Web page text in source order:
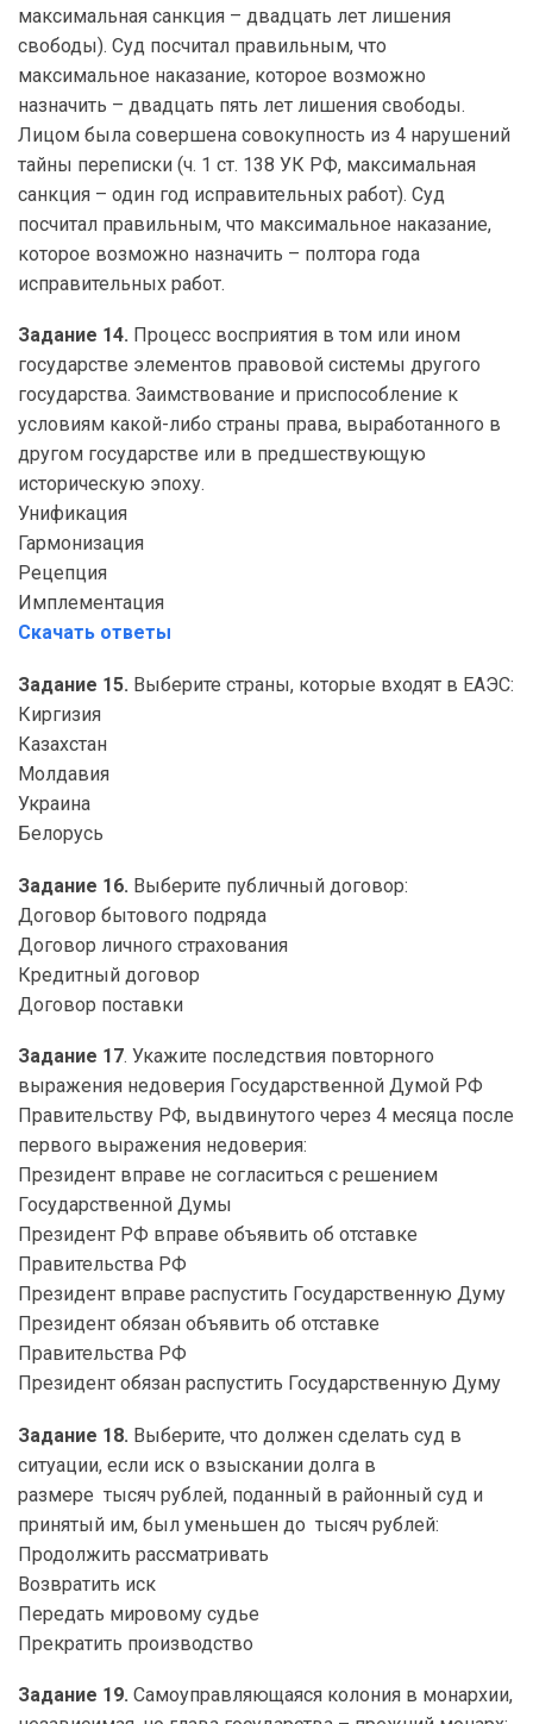
максимальная санкция – двадцать лет лишения
свободы). Суд посчитал правильным, что
максимальное наказание, которое возможно
назначить – двадцать пять лет лишения свободы.
Лицом была совершена совокупность из 4 нарушений
тайны переписки (ч. 1 ст. 138 УК РФ, максимальная
санкция – один год исправительных работ). Суд
посчитал правильным, что максимальное наказание,
которое возможно назначить – полтора года
исправительных работ.
Задание 14. Процесс восприятия в том или ином
государстве элементов правовой системы другого
государства. Заимствование и приспособление к
условиям какой-либо страны права, выработанного в
другом государстве или в предшествующую
историческую эпоху.
Унификация
Гармонизация
Рецепция
Имплементация
Скачать ответы
Задание 15. Выберите страны, которые входят в ЕАЭС:
Киргизия
Казахстан
Молдавия
Украина
Белорусь
Задание 16. Выберите публичный договор:
Договор бытового подряда
Договор личного страхования
Кредитный договор
Договор поставки
Задание 17. Укажите последствия повторного
выражения недоверия Государственной Думой РФ
Правительству РФ, выдвинутого через 4 месяца после
первого выражения недоверия:
Президент вправе не согласиться с решением
Государственной Думы
Президент РФ вправе объявить об отставке
Правительства РФ
Президент вправе распустить Государственную Думу
Президент обязан объявить об отставке
Правительства РФ
Президент обязан распустить Государственную Думу
Задание 18. Выберите, что должен сделать суд в
ситуации, если иск о взыскании долга в
размере тысяч рублей, поданный в районный суд и
принятый им, был уменьшен до тысяч рублей:
Продолжить рассматривать
Возвратить иск
Передать мировому судье
Прекратить производство
Задание 19. Самоуправляющаяся колония в монархии,